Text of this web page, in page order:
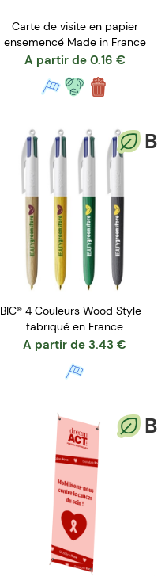
Carte de visite en papier
ensemencé Made in France
A partir de 0.16 €
B
BIC® 4 Couleurs Wood Style -
fabriqué en France
A partir de 3.43 €
B